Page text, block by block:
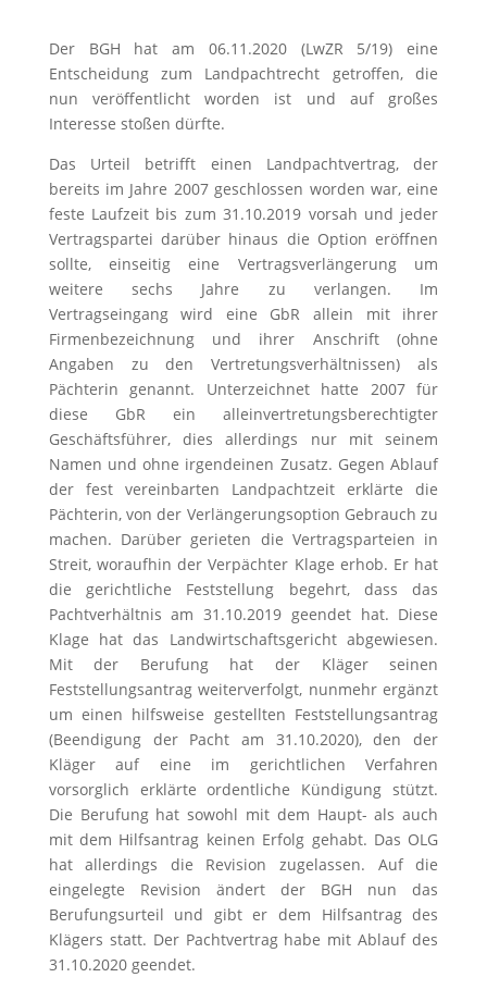
Der BGH hat am 06.11.2020 (LwZR 5/19) eine
Entscheidung zum Landpachtrecht getroffen, die
nun veröffentlicht worden ist und auf großes
Interesse stoßen dürfte.
Das Urteil betrifft einen Landpachtvertrag, der
bereits im Jahre 2007 geschlossen worden war, eine
feste Laufzeit bis zum 31.10.2019 vorsah und jeder
Vertragspartei darüber hinaus die Option eröffnen
sollte, einseitig eine Vertragsverlängerung um
weitere sechs Jahre zu verlangen. Im
Vertragseingang wird eine GbR allein mit ihrer
Firmenbezeichnung und ihrer Anschrift (ohne
Angaben zu den Vertretungsverhältnissen) als
Pächterin genannt. Unterzeichnet hatte 2007 für
diese GbR ein alleinvertretungsberechtigter
Geschäftsführer, dies allerdings nur mit seinem
Namen und ohne irgendeinen Zusatz. Gegen Ablauf
der fest vereinbarten Landpachtzeit erklärte die
Pächterin, von der Verlängerungsoption Gebrauch zu
machen. Darüber gerieten die Vertragsparteien in
Streit, woraufhin der Verpächter Klage erhob. Er hat
die gerichtliche Feststellung begehrt, dass das
Pachtverhältnis am 31.10.2019 geendet hat. Diese
Klage hat das Landwirtschaftsgericht abgewiesen.
Mit der Berufung hat der Kläger seinen
Feststellungsantrag weiterverfolgt, nunmehr ergänzt
um einen hilfsweise gestellten Feststellungsantrag
(Beendigung der Pacht am 31.10.2020), den der
Kläger auf eine im gerichtlichen Verfahren
vorsorglich erklärte ordentliche Kündigung stützt.
Die Berufung hat sowohl mit dem Haupt- als auch
mit dem Hilfsantrag keinen Erfolg gehabt. Das OLG
hat allerdings die Revision zugelassen. Auf die
eingelegte Revision ändert der BGH nun das
Berufungsurteil und gibt er dem Hilfsantrag des
Klägers statt. Der Pachtvertrag habe mit Ablauf des
31.10.2020 geendet.